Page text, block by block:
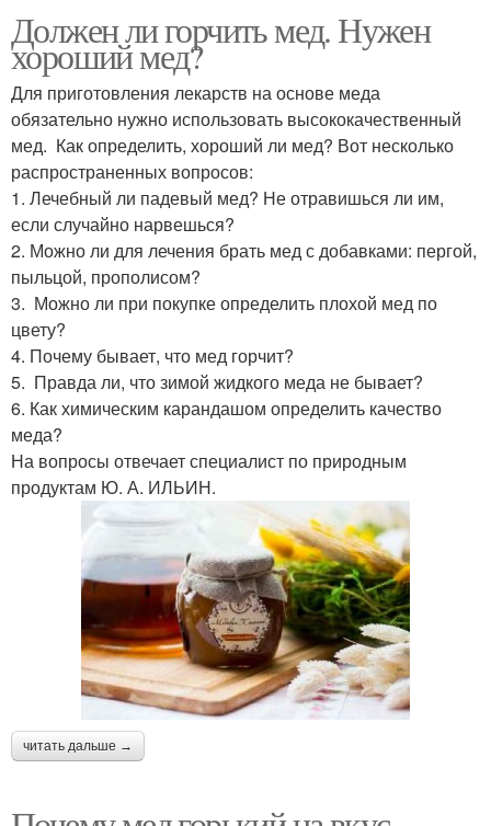
Должен ли горчить мед. Нужен
хороший мед?
Для приготовления лекарств на основе меда
обязательно нужно использовать высококачественный
мед. Как определить, хороший ли мед? Вот несколько
распространенных вопросов:
1. Лечебный ли падевый мед? Не отравишься ли им,
если случайно нарвешься?
2. Можно ли для лечения брать мед с добавками: пергой,
пыльцой, прополисом?
3. Можно ли при покупке определить плохой мед по
цвету?
4. Почему бывает, что мед горчит?
5. Правда ли, что зимой жидкого меда не бывает?
6. Как химическим карандашом определить качество
меда?
На вопросы отвечает специалист по природным
продуктам Ю. А. ИЛЬИН.
читать дальше →